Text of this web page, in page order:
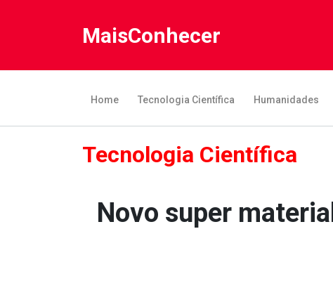
MaisConhecer
Home Tecnologia Científica Humanidades
Tecnologia Científica
Novo super